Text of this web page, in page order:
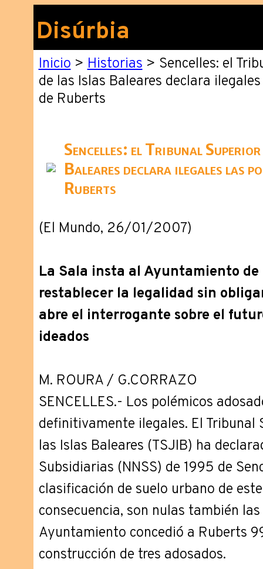
Disúrbia
Inicio>Historias> Sencelles: el
de las Islas Baleares declara
de Ruberts
Sencelles: el Tribunal
Baleares declara ilegales las
Ruberts
(El Mundo, 26/01/2007)
La Sala insta al Ayuntamiento de
restablecer la legalidad sin
abre el interrogante sobre el
ideados
M. ROURA / G.CORRAZO
SENCELLES.- Los polémicos
definitivamente ilegales. El Tribunal
las Islas Baleares (TSJIB) ha
Subsidiarias (NNSS) de 1995 de
clasificación de suelo urbano de
consecuencia, son nulas también
Ayuntamiento concedió a Ruberts
construcción de tres adosados.